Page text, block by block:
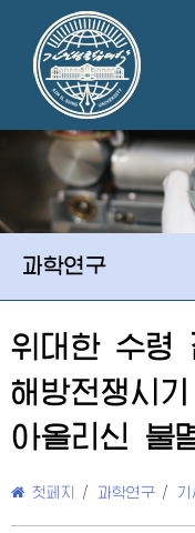
과학연구
위대한 수령
해방전쟁시
아올리신 불
첫페지 / 과학연구 / 기